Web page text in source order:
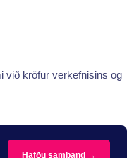
við kröfur verkefnisins og
Hafðu samband →